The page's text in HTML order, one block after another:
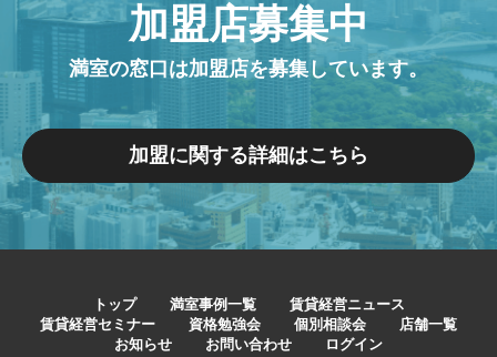
加盟店募集中
満室の窓口は加盟店を募集しています。
加盟に関する詳細はこちら
トップ 満室事例一覧
賃貸経営ニュース
賃貸経営セミナー
資格勉強会 個別相談会
店舗一覧
お知らせ
お問い合わせ ログイン